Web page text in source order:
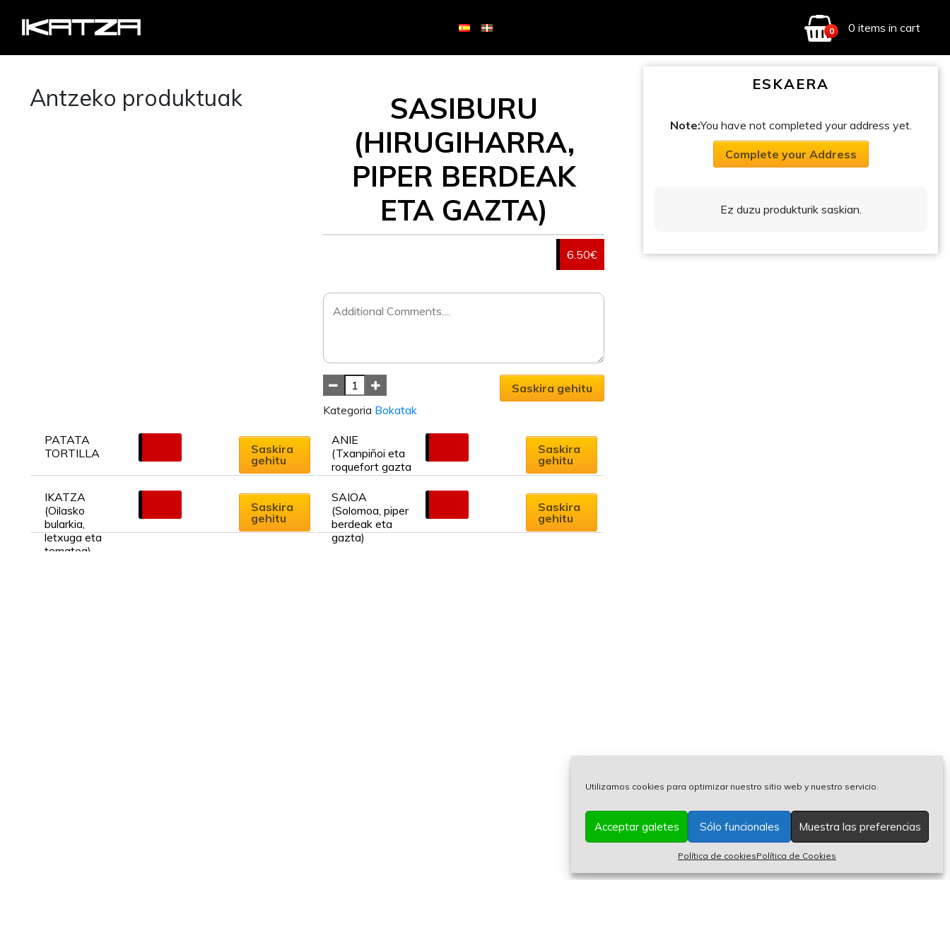
Utilizamos cookies para optimizar nuestro sitio web y nuestro servicio.
Acceptar galetes Sólo funcionales Muestra las preferencias
Política de cookiesPolítica de Cookies
0 0 items in cart
SASIBURU
(HIRUGIHARRA,
PIPER BERDEAK
ETA GAZTA)
6.50€
Saskira gehitu
Kategoria Bokatak
Antzeko produktuak
PATATA
TORTILLA
Saskira
gehitu
ANIE
(Txanpiñoi eta
roquefort gazta
tortilla)
Saskira
gehitu
IKATZA
(Oilasko
bularkia,
letxuga eta
tomatea)
Saskira
gehitu
SAIOA
(Solomoa, piper
berdeak eta
gazta)
Saskira
gehitu
ESKAERA
Note:You have not completed your address yet.
Complete your Address
Ez duzu produkturik saskian.